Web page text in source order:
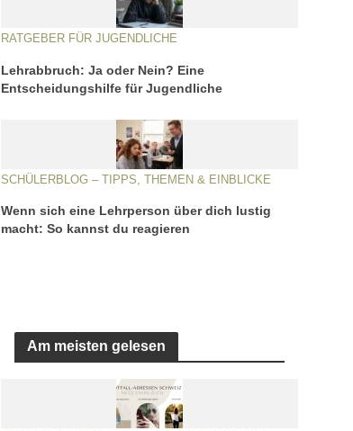
RATGEBER FÜR JUGENDLICHE
Lehrabbruch: Ja oder Nein? Eine
Entscheidungshilfe für Jugendliche
SCHÜLERBLOG – TIPPS, THEMEN & EINBLICKE
Wenn sich eine Lehrperson über dich lustig
macht: So kannst du reagieren
Am meisten gelesen